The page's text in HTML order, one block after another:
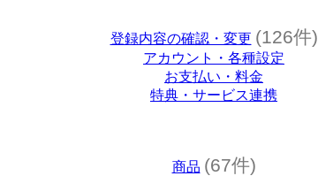
登録内容の確認・変更 (126件)
アカウント・各種設定
お支払い・料金
特典・サービス連携
商品 (67件)